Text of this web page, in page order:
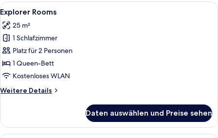
Alle
Fotos
für
Explorer
Rooms
anzeigen
Ein traditionell eingerichtetes
12
Explorer Rooms
25 m²
1 Schlafzimmer
Platz für 2 Personen
1 Queen-Bett
Kostenloses WLAN
Weitere Details
Weitere
Rooms
Daten auswählen und Preise sehen